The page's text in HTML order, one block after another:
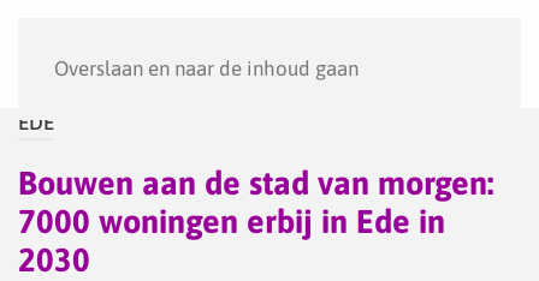
Overslaan en naar de inhoud gaan
EDE
Bouwen aan de stad van morgen:
7000 woningen erbij in Ede in
2030